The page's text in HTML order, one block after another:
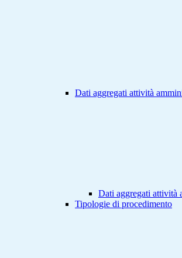
Dati aggregati attività
Dati aggregati attività
Tipologie di procedimento